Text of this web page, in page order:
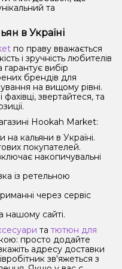
та
в Україні
по праву вважається
і зручність любителів
вибір
брендів для
на вищому рівні.
звертайтеся, та
Hookah Market:
кальяни в Україні.
покупателей.
накопичувальні
із ретельною
через сервіс
нашому сайті.
та тютюн для
просто додайте
адресу доставки
зв'яжеться з